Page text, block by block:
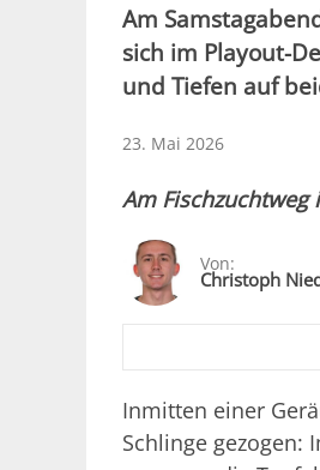
Am
sich im Playout-
und Tiefen auf
23. Mai 2026
Am Fischzuchtweg
Von:
Christoph
Inmitten einer
Schlinge gezogen: